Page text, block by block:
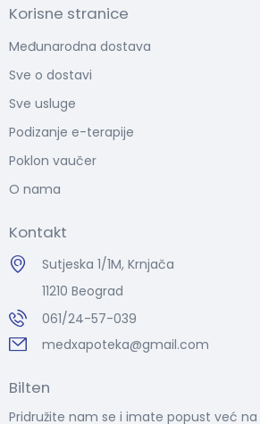
Korisne stranice
Međunarodna dostava
Sve o dostavi
Sve usluge
Podizanje e-terapije
Poklon vaučer
O nama
Kontakt
Sutjeska 1/1M, Krnjača
11210 Beograd
061/24-57-039
medxapoteka@gmail.com
Bilten
Pridružite nam se i imate popust već